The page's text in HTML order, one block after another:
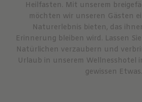
Heilfasten. Mit unserem
möchten wir unseren Gästen
Naturerlebnis bieten, das
Erinnerung bleiben wird. Lassen
Natürlichen verzaubern und
Urlaub in unserem Wellnesshotel
gewissen Etwas.